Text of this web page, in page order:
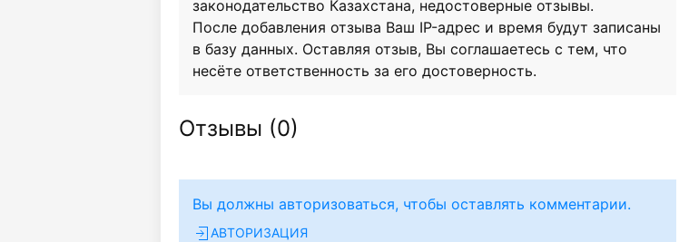
законодательство Казахстана, недостоверные отзывы.
После добавления отзыва Ваш IP-адрес и время будут записаны
в базу данных. Оставляя отзыв, Вы соглашаетесь с тем, что
несёте ответственность за его достоверность.
Отзывы (0)
Вы должны авторизоваться, чтобы оставлять комментарии.
АВТОРИЗАЦИЯ